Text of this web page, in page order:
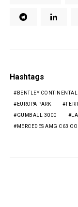
Hashtags
BENTLEY CONTINENTAL
EUROPA PARK
GUMBALL 3000
MERCEDES AMG C63